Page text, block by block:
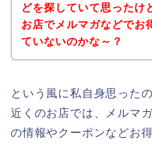
どを探していて思ったけ
お店でメルマガなどでお
ていないのかな～？
という風に私自身思った
近くのお店では、メルマ
の情報やクーポンなどお